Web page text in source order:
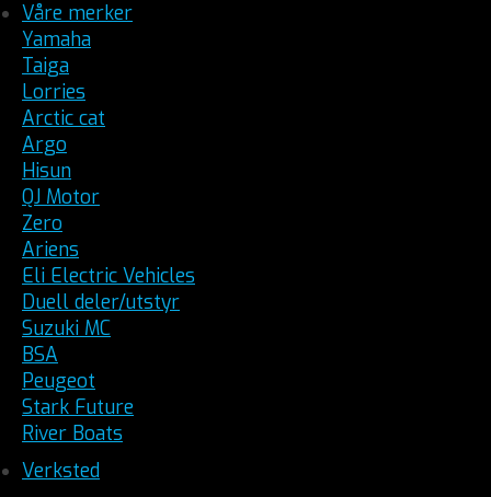
Våre merker
Yamaha
Taiga
Lorries
Arctic cat
Argo
Hisun
QJ Motor
Zero
Ariens
Eli Electric Vehicles
Duell deler/utstyr
Suzuki MC
BSA
Peugeot
Stark Future
River Boats
Verksted